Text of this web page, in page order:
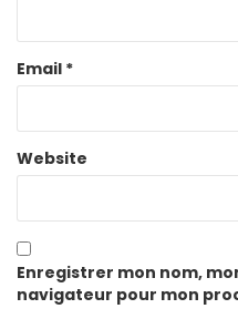
Email *
Website
Enregistrer mon nom,
navigateur pour mon